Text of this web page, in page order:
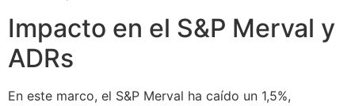
Impacto en el S&P Merval y
ADRs
En este marco, el S&P Merval ha caído un 1,5%,